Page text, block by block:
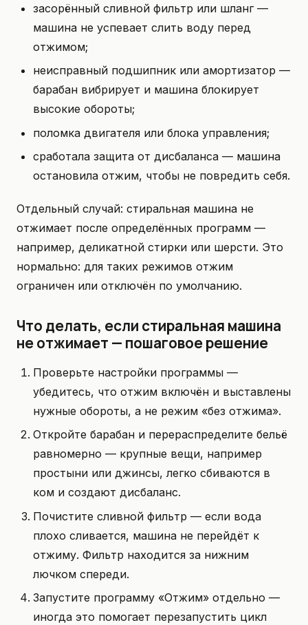
засорённый сливной фильтр или шланг —
машина не успевает слить воду перед
отжимом;
неисправный подшипник или амортизатор —
барабан вибрирует и машина блокирует
высокие обороты;
поломка двигателя или блока управления;
сработала защита от дисбаланса — машина
остановила отжим, чтобы не повредить себя.
Отдельный случай: стиральная машина не
отжимает после определённых программ —
например, деликатной стирки или шерсти. Это
нормально: для таких режимов отжим
ограничен или отключён по умолчанию.
Что делать, если стиральная машина
не отжимает — пошаговое решение
Проверьте настройки программы —
убедитесь, что отжим включён и выставлены
нужные обороты, а не режим «без отжима».
Откройте барабан и перераспределите бельё
равномерно — крупные вещи, например
простыни или джинсы, легко сбиваются в
ком и создают дисбаланс.
Почистите сливной фильтр — если вода
плохо сливается, машина не перейдёт к
отжиму. Фильтр находится за нижним
лючком спереди.
Запустите программу «Отжим» отдельно —
иногда это помогает перезапустить цикл